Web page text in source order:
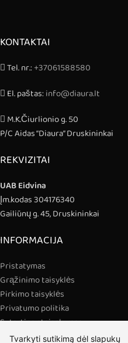
KONTAKTAI
Tel. nr.:+37061588580
El. paštas:info@diaura.lt
M.K.Čiurlionio g. 50
P/C Aidas “Diaura” Druskininkai
REKVIZITAI
UAB Eidvina
Įm.kodas 304176340
Gailiūnų g. 45, Druskininkai
INFORMACIJA
Pristatymas
Grąžinimo taisyklės
Pirkimo taisyklės
Privatumo politika
Sutarties atsisakymas
Tvarkyti sutikimą dėl slapukų